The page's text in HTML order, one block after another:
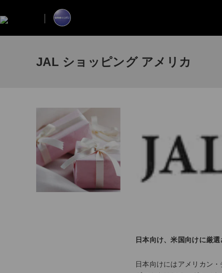
JAL ショッピング アメリカ
日本向け、米国向けに厳
日本向けにはアメリカン